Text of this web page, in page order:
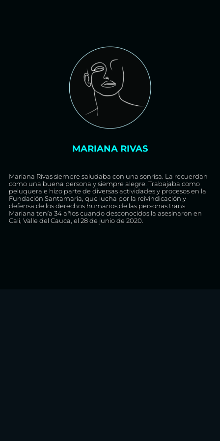
MARIANA RIVAS
Mariana Rivas siempre saludaba con una sonrisa. La recuerdan
como una buena persona y siempre alegre. Trabajaba como
peluquera e hizo parte de diversas actividades y procesos en la
Fundación Santamaría, que lucha por la reivindicación y
defensa de los derechos humanos de las personas trans.
Mariana tenía 34 años cuando desconocidos la asesinaron en
Cali, Valle del Cauca, el 28 de junio de 2020.